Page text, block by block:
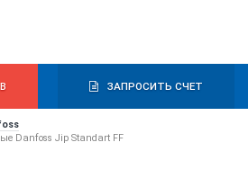
ЗАПРОСИТЬ СЧЕТ
Danfoss Jip Standart FF